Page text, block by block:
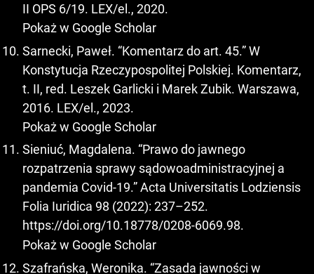
II OPS 6/19. LEX/el., 2020.
Pokaż w Google Scholar
Sarnecki, Paweł. “Komentarz do art. 45.” W
Konstytucja Rzeczypospolitej Polskiej. Komentarz,
t. II, red. Leszek Garlicki i Marek Zubik. Warszawa,
2016. LEX/el., 2023.
Pokaż w Google Scholar
Sieniuć, Magdalena. “Prawo do jawnego
rozpatrzenia sprawy sądowoadministracyjnej a
pandemia Covid-19.” Acta Universitatis Lodziensis
Folia Iuridica 98 (2022): 237–252.
https://doi.org/10.18778/0208-6069.98.
Pokaż w Google Scholar
Szafrańska, Weronika. “Zasada jawności w